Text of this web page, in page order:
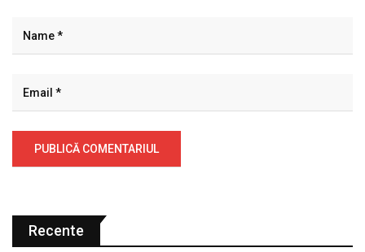
Recente